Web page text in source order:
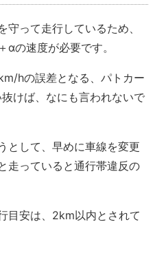
って走行しているため、
の速度が必要です。
hの誤差となる、パトカー
けば、なにも言われないで
として、早めに車線を変更
走っていると通行帯違反の
目安は、2km以内とされて